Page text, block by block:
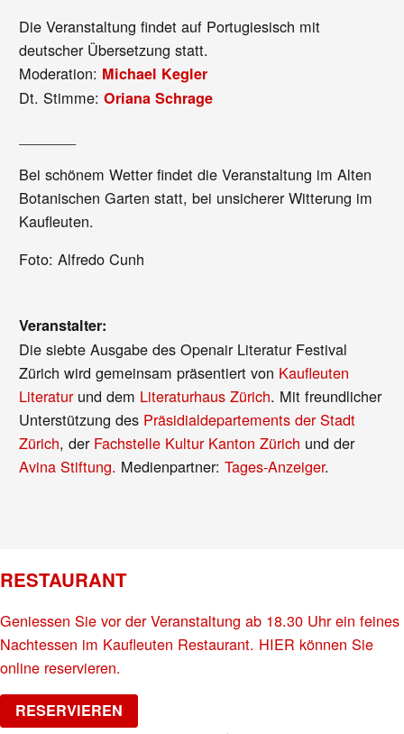
Die Veranstaltung findet auf Portugiesisch mit
deutscher Übersetzung statt.
Moderation: Michael Kegler
Dt. Stimme:Oriana Schrage
Bei schönem Wetter findet die Veranstaltung im Alten
Botanischen Garten statt, bei unsicherer Witterung im
Kaufleuten.
Foto: Alfredo Cunh
Veranstalter:
Die siebte Ausgabe des Openair Literatur Festival
Zürich wird gemeinsam präsentiert von Kaufleuten
Literaturund dem Literaturhaus Zürich. Mit freundlicher
Unterstützung des Präsidialdepartements der Stadt
Zürich, der Fachstelle Kultur Kanton Zürich und der
Avina Stiftung. Medienpartner:Tages-Anzeiger.
RESTAURANT
Geniessen Sie vor der Veranstaltung ab 18.30 Uhr ein feines
Nachtessen im Kaufleuten Restaurant. HIER können Sie
online reservieren.
RESERVIEREN